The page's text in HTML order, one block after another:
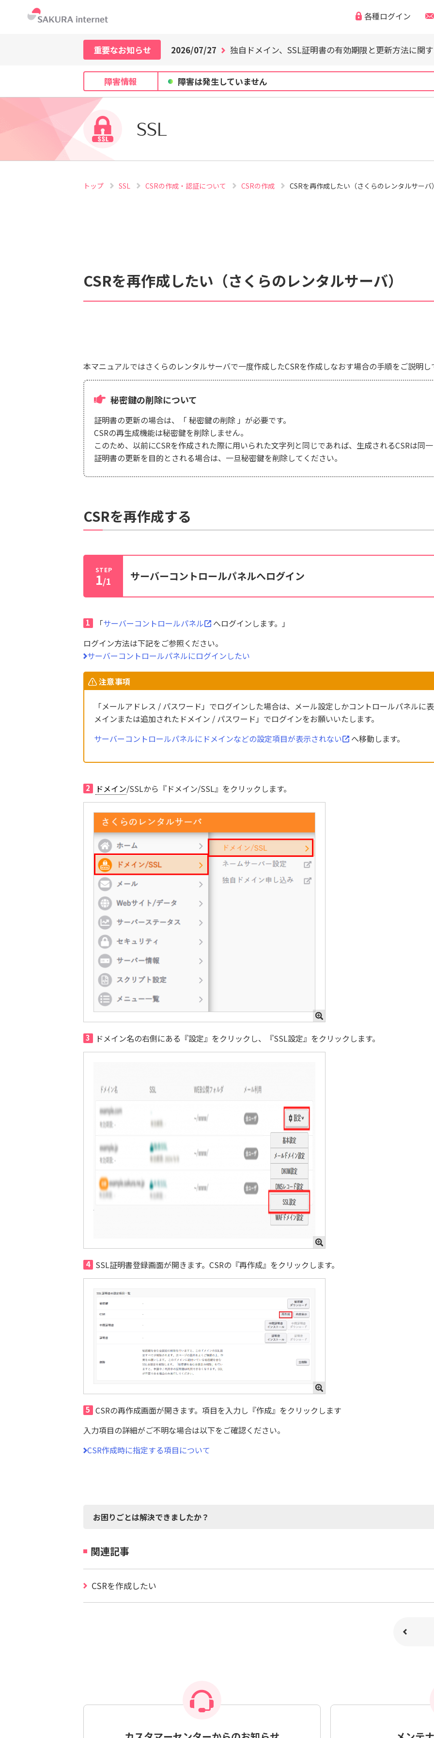
個人情報保護のため、お名前や連絡先、会員IDを入力しないでください。サイト内検索について
各種ログイン
重要なお知らせ
WordPress の脆弱性にご注意ください（CVE-2026-
「なりすまし・フィッシング詐欺などの迷惑メール」「
2026/07/21
WordPress の脆弱性にご注意ください（CVE-2026-
2026/07/27
独自ドメイン、SSL証明書の有効期限と更新方法に関す
2026/07/21
WordPress の脆弱性にご注意ください（CVE-2026-
障害情報 障害は発生していません
SSL
トップ SSL CSRの作成・認証について CSRの作成 CSRを再作成したい（さくらのレンタルサーバ）
CSRを再作成したい（さくらのレンタルサーバ）
本マニュアルではさくらのレンタルサーバで一度作成したCSRを作成しなおす場合の手順をご説明し
秘密鍵の削除について
証明書の更新の場合は、「 秘密鍵の削除 」が必要です。
CSRの再生成機能は秘密鍵を削除しません。
このため、以前にCSRを作成された際に用いられた文字列と同じであれば、生成されるCSRは同一
証明書の更新を目的とされる場合は、一旦秘密鍵を削除してください。
CSRを再作成する
STEP
1/1 サーバーコントロールパネルへログイン
1 「サーバーコントロールパネル
へログインします。」
ログイン方法は下記をご参照ください。
サーバーコントロールパネルにログインしたい
注意事項
「メールアドレス / パスワード」でログインした場合は、メール設定しかコントロールパネルに
メインまたは追加されたドメイン / パスワード」でログインをお願いいたします。
サーバーコントロールパネルにドメインなどの設定項目が表示されない
へ移動します。
2 ドメイン/SSLから『ドメイン/SSL』をクリックします。
3 ドメイン名の右側にある『設定』をクリックし、『SSL設定』をクリックします。
4 SSL証明書登録画面が開きます。CSRの『再作成』をクリックします。
5 CSRの再作成画面が開きます。項目を入力し『作成』をクリックします
入力項目の詳細がご不明な場合は以下をご確認ください。
CSR作成時に指定する項目について
お困りごとは解決できましたか？
関連記事
CSRを作成したい